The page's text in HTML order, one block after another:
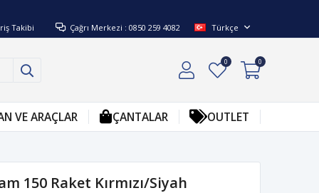
Takibi Çağrı Merkezi : 0850 259 4082 Türkçe
0 0
VE ARAÇLAR ÇANTALAR OUTLET
150 Raket Kırmızı/Siyah